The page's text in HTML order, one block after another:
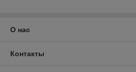
О нас
Контакты